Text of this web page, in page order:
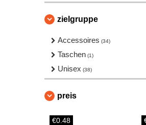
zielgruppe
Accessoires (34)
Taschen (1)
Unisex (38)
preis
€0.48